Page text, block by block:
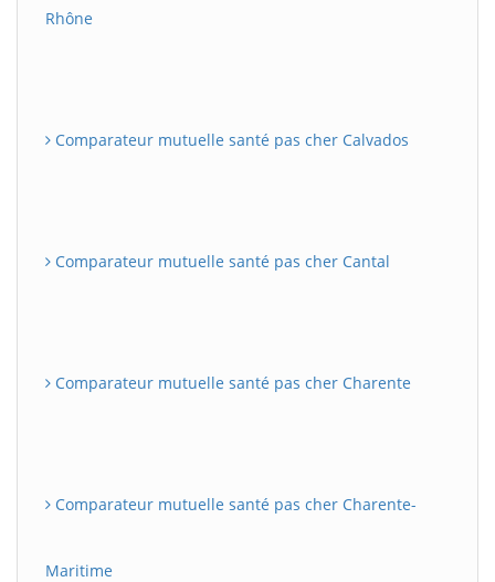
Rhône
Comparateur mutuelle santé pas cher Calvados
Comparateur mutuelle santé pas cher Cantal
Comparateur mutuelle santé pas cher Charente
Comparateur mutuelle santé pas cher Charente-
Maritime